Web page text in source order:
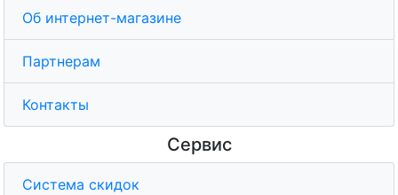
Об интернет-магазине
Партнерам
Контакты
Сервис
Система скидок